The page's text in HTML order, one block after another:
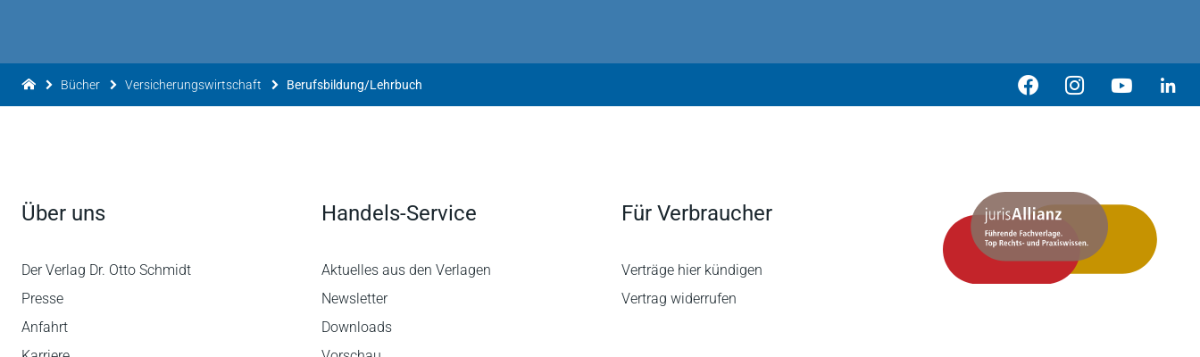
Bücher Versicherungswirtschaft Berufsbildung/Lehrbuch
Über uns
Der Verlag Dr. Otto Schmidt
Presse
Anfahrt
Handels-Service
Aktuelles aus den Verlagen
Newsletter
Downloads
Für Verbraucher
Verträge hier kündigen
Vertrag widerrufen